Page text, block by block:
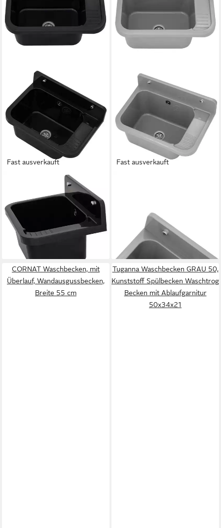
Fast ausverkauft
Waschbecken Vigo,
Spülbecken Waschtrog
Ausgussbecken, 50x33x21
cm, Farbe Marmor schwarz
40,95 €
lieferbar - in 2-3 Werktagen bei dir
Fast ausverkauft
Waschtrog Ausgussbecken,
50x33x21 cm, grau
40,99 €
lieferbar - in 2-3 Werktagen bei dir
CORNAT Waschbecken, mit
Überlauf, Wandausgussbecken,
Breite 55 cm
Tuganna Waschbecken GRAU 50,
Kunststoff Spülbecken Waschtrog
Becken mit Ablaufgarnitur
50x34x21